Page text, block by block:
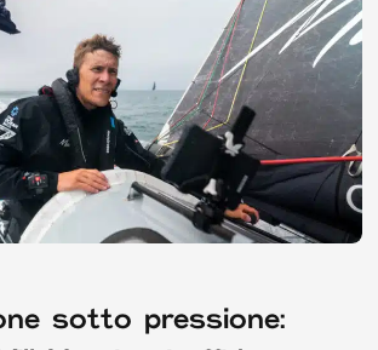
sotto pressione: